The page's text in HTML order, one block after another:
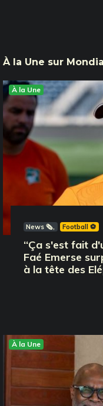
À la Une sur
À la Une
News 🗞️ Football ⚽️
‘‘Ça s'est fait
Faé Emerse
à la tête des
À la Une